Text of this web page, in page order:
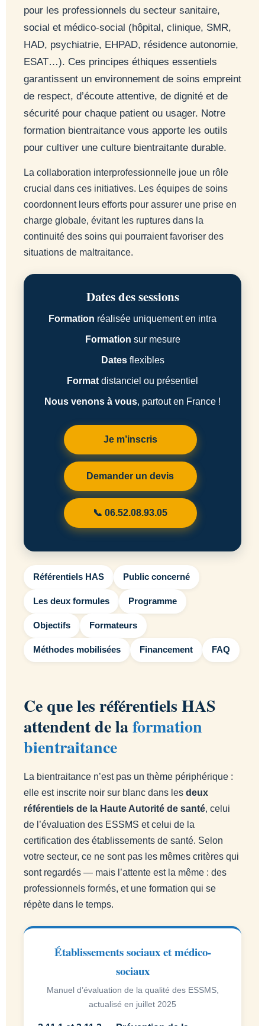
pour les professionnels du secteur sanitaire,
social et médico-social (hôpital, clinique, SMR,
HAD, psychiatrie, EHPAD, résidence autonomie,
ESAT…). Ces principes éthiques essentiels
garantissent un environnement de soins empreint
de respect, d’écoute attentive, de dignité et de
sécurité pour chaque patient ou usager. Notre
formation bientraitance vous apporte les outils
pour cultiver une culture bientraitante durable.
La collaboration interprofessionnelle joue un rôle
crucial dans ces initiatives. Les équipes de soins
coordonnent leurs efforts pour assurer une prise en
charge globale, évitant les ruptures dans la
continuité des soins qui pourraient favoriser des
situations de maltraitance.
Dates des sessions
Formation réalisée uniquement en intra
Formation sur mesure
Datesflexibles
Format distanciel ou présentiel
Nous venons à vous, partout en France !
Je m’inscris
Demander un devis
📞 06.52.08.93.05
Référentiels HAS Public concerné
Les deux formules Programme
Objectifs Formateurs
Méthodes mobilisées Financement FAQ
Ce que les référentiels HAS
attendent de laformation
bientraitance
La bientraitance n’est pas un thème périphérique :
elle est inscrite noir sur blanc dans les deux
référentiels de la Haute Autorité de santé, celui
de l’évaluation des ESSMS et celui de la
certification des établissements de santé. Selon
votre secteur, ce ne sont pas les mêmes critères qui
sont regardés — mais l’attente est la même : des
professionnels formés, et une formation qui se
répète dans le temps.
Établissements sociaux et médico-
sociaux
Manuel d’évaluation de la qualité des ESSMS,
actualisé en juillet 2025